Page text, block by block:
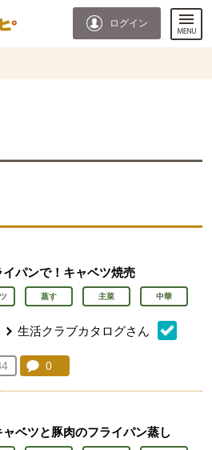
ログイン
イパンで！キャベツ焼売
蒸す 主菜 中華
生活クラブカタログさん
気に入り登録：
人が登録
コメント：
0
ャベツと豚肉のフライパン蒸し